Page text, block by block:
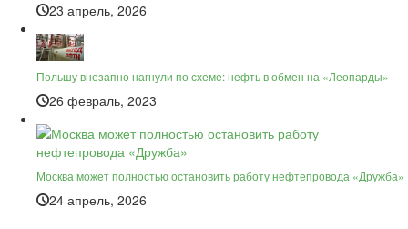
23 апрель, 2026
Польшу внезапно нагнули по схеме: нефть в обмен на «Леопарды»
26 февраль, 2023
Москва может полностью остановить работу нефтепровода «Дружба»
24 апрель, 2026